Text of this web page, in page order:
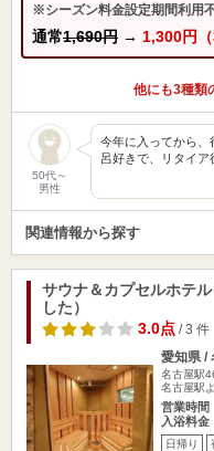
※シーズン料金設定期間利用
通常1,690円 → 1,300円（
他にも3種類
50代～
男性
今年に入ってから
呂好きで、リタイ
関連情報から探す
サウナ＆カプセルホテ
した）
3.0点/ 3 件
愛知県 /
名古屋駅
名古屋駅
営業時間
入浴料金
日帰り